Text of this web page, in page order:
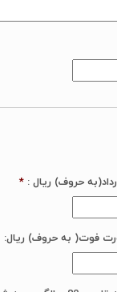
حروف) ریال : *
فوت( به حروف) ریال: